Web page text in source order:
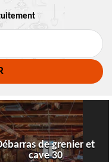
de grenier et
cave 30